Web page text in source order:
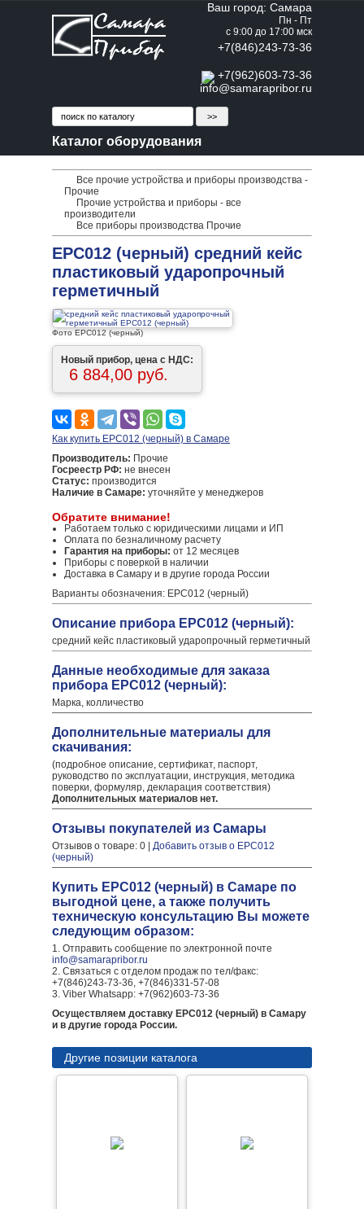
Ваш город: Самара
Пн - Пт
с 9:00 до 17:00 мск
+7(846)243-73-36
+7(962)603-73-36
info@samarapribor.ru
Каталог оборудования
Все прочие устройства и приборы производства -
Прочие
Прочие устройства и приборы - все
производители
Все приборы производства Прочие
EPC012 (черный) средний кейс
пластиковый ударопрочный
герметичный
Фото EPC012 (черный)
Новый прибор, цена с НДС:
6 884,00 руб.
Как купить EPC012 (черный) в Самаре
Производитель: Прочие
Госреестр РФ: не внесен
Статус: производится
Наличие в Самаре: уточняйте у менеджеров
Обратите внимание!
Работаем только с юридическими лицами и ИП
Оплата по безналичному расчету
Гарантия на приборы: от 12 месяцев
Приборы с поверкой в наличии
Доставка в Самару и в другие города России
Варианты обозначения: EPC012 (черный)
Описание прибора EPC012 (черный):
средний кейс пластиковый ударопрочный герметичный
Данные необходимые для заказа
прибора EPC012 (черный):
Марка, колличество
Дополнительные материалы для
скачивания:
(подробное описание, сертификат, паспорт,
руководство по эксплуатации, инструкция, методика
поверки, формуляр, декларация соответствия)
Дополнительных материалов нет.
Отзывы покупателей из Самары
Отзывов о товаре: 0 | Добавить отзыв о EPC012
(черный)
Купить EPC012 (черный) в Самаре по
выгодной цене, а также получить
техническую консультацию Вы можете
следующим образом:
1. Отправить сообщение по электронной почте
info@samarapribor.ru
2. Связаться с отделом продаж по тел/факс:
+7(846)243-73-36, +7(846)331-57-08
3. Viber Whatsapp: +7(962)603-73-36
Осуществляем доставку EPC012 (черный) в Самару
и в другие города России.
Другие позиции каталога